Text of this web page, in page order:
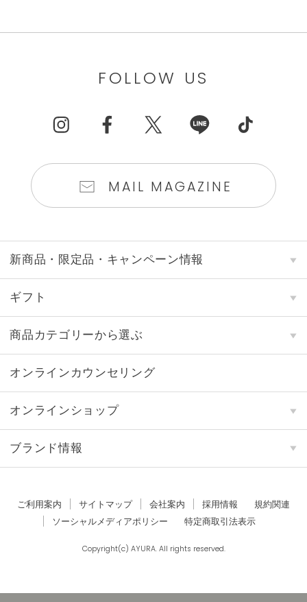
FOLLOW US
MAIL MAGAZINE
新商品・限定品・キャンペーン情報
ギフト
商品カテゴリーから選ぶ
オンラインカウンセリング
オンラインショップ
ブランド情報
ご利用案内 サイトマップ 会社案内 採用情報
規約関連
ソーシャルメディアポリシー
特定商取引法表示
Copyright(c) AYURA. All rights reserved.